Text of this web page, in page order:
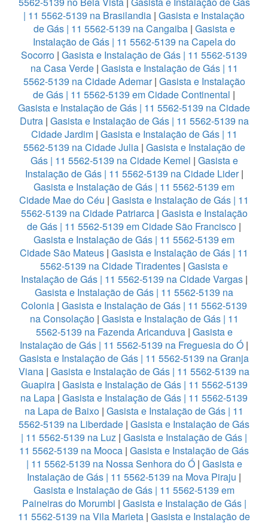
| 11 5562-5139 na Brasilandia | Gasista e Instalação
de Gás | 11 5562-5139 na Cangaiba| Gasista e
Instalação de Gás | 11 5562-5139 na Capela do
Socorro | Gasista e Instalação de Gás | 11 5562-5139
na Casa Verde| Gasista e Instalação de Gás | 11
5562-5139 na Cidade Ademar| Gasista e Instalação
de Gás | 11 5562-5139 em Cidade Continental |
Gasista e Instalação de Gás | 11 5562-5139 na Cidade
Dutra | Gasista e Instalação de Gás | 11 5562-5139 na
Cidade Jardim| Gasista e Instalação de Gás | 11
5562-5139 na Cidade Julia | Gasista e Instalação de
Gás | 11 5562-5139 na Cidade Kemel | Gasista e
Instalação de Gás | 11 5562-5139 na Cidade Lider|
Gasista e Instalação de Gás | 11 5562-5139 em
Cidade Mae do Céu | Gasista e Instalação de Gás | 11
5562-5139 na Cidade Patriarca| Gasista e Instalação
de Gás | 11 5562-5139 em Cidade São Francisco |
Gasista e Instalação de Gás | 11 5562-5139 em
Cidade São Mateus | Gasista e Instalação de Gás | 11
5562-5139 na Cidade Tiradentes | Gasista e
Instalação de Gás | 11 5562-5139 na Cidade Vargas |
Gasista e Instalação de Gás | 11 5562-5139 na
Colonia | Gasista e Instalação de Gás | 11 5562-5139
na Consolação | Gasista e Instalação de Gás | 11
5562-5139 na Fazenda Aricanduva| Gasista e
Instalação de Gás | 11 5562-5139 na Freguesia do Ó |
Gasista e Instalação de Gás | 11 5562-5139 na Granja
Viana | Gasista e Instalação de Gás | 11 5562-5139 na
Guapira| Gasista e Instalação de Gás | 11 5562-5139
na Lapa | Gasista e Instalação de Gás | 11 5562-5139
na Lapa de Baixo | Gasista e Instalação de Gás | 11
5562-5139 na Liberdade | Gasista e Instalação de Gás
| 11 5562-5139 na Luz | Gasista e Instalação de Gás |
11 5562-5139 na Mooca | Gasista e Instalação de Gás
| 11 5562-5139 na Nossa Senhora do Ó| Gasista e
Instalação de Gás | 11 5562-5139 na Mova Piraju |
Gasista e Instalação de Gás | 11 5562-5139 em
Paineiras do Morumbi | Gasista e Instalação de Gás |
11 5562-5139 na Vila Marieta | Gasista e Instalação de